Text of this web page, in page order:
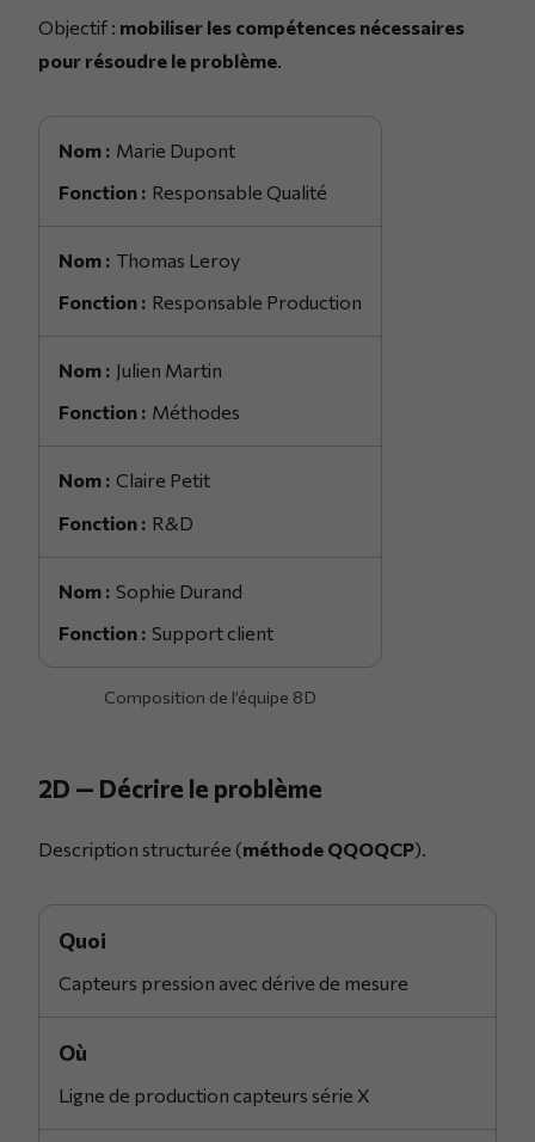
Objectif : mobiliser les compétences nécessaires
pour résoudre le problème.
Composition de l’équipe 8D
Marie Dupont
Responsable Qualité
Thomas Leroy
Responsable Production
Julien Martin
Méthodes
Claire Petit
R&D
Sophie Durand
Support client
2D — Décrire le problème
Description structurée (méthode QQOQCP).
Quoi
Capteurs pression avec dérive de mesure
Où
Ligne de production capteurs série X